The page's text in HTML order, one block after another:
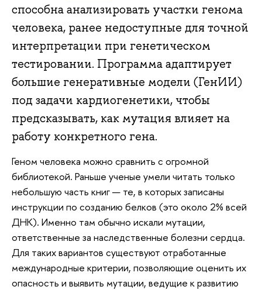
способна анализировать участки генома
человека, ранее недоступные для точной
интерпретации при генетическом
тестировании. Программа адаптирует
большие генеративные модели (ГенИИ)
под задачи кардиогенетики, чтобы
предсказывать, как мутация влияет на
работу конкретного гена.
Геном человека можно сравнить с огромной
библиотекой. Раньше ученые умели читать только
небольшую часть книг — те, в которых записаны
инструкции по созданию белков (это около 2% всей
ДНК). Именно там обычно искали мутации,
ответственные за наследственные болезни сердца.
Для таких вариантов существуют отработанные
международные критерии, позволяющие оценить их
опасность и выявить мутации, ведущие к развитию